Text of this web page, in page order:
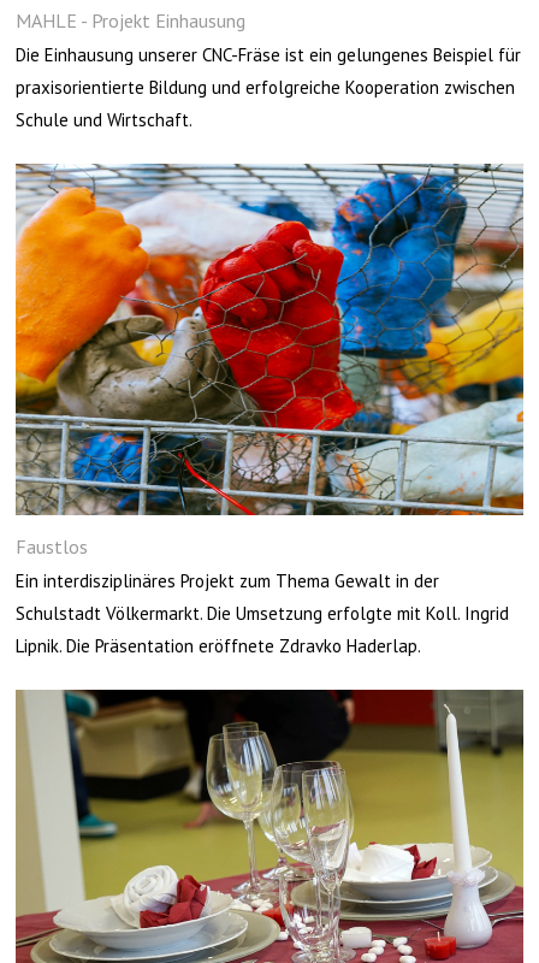
MAHLE - Projekt Einhausung
Die Einhausung unserer CNC-Fräse ist ein gelungenes Beispiel für
praxisorientierte Bildung und erfolgreiche Kooperation zwischen
Schule und Wirtschaft.
Faustlos
Ein interdisziplinäres Projekt zum Thema Gewalt in der
Schulstadt Völkermarkt. Die Umsetzung erfolgte mit Koll. Ingrid
Lipnik. Die Präsentation eröffnete Zdravko Haderlap.